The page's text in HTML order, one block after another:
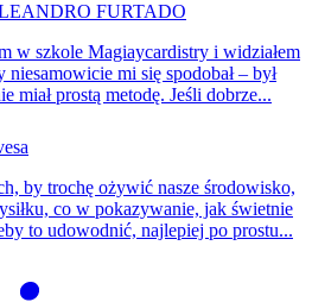
FURTADO
w szkole Magiaycardistry i widziałem
mi się spodobał – był
miał prostą metodę. Jeśli dobrze...
by trochę ożywić nasze środowisko,
co w pokazywanie, jak świetnie
to udowodnić, najlepiej po prostu...